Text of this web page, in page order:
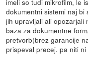
dokumentni sistemi naj
jih upravljali ali opozarjali
baza za dokumentne
pretvorb(brez garancije
prispeval precej. pa niti ni